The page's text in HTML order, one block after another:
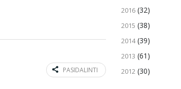
PASIDALINTI
2016 (32)
2015 (38)
2014(39)
2013 (61)
2012 (30)